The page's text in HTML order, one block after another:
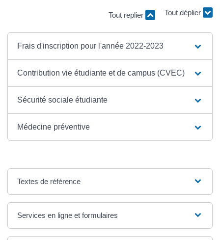
Tout replier Tout déplier
Frais d'inscription pour l'année 2022-2023
Contribution vie étudiante et de campus (CVEC)
Sécurité sociale étudiante
Médecine préventive
Textes de référence
Services en ligne et formulaires